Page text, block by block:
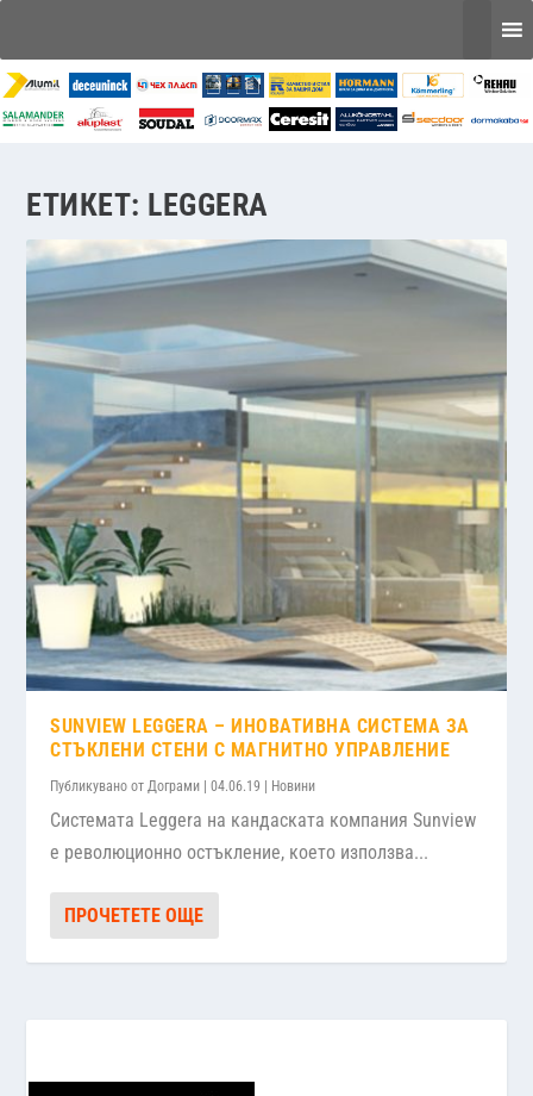
ЕТИКЕТ: LEGGERA
SUNVIEW LEGGERA – ИНОВАТИВНА СИСТЕМА ЗА
СТЪКЛЕНИ СТЕНИ С МАГНИТНО УПРАВЛЕНИЕ
Публикувано от Дограми |04.06.19 | Новини
Системата Leggera на кандаската компания Sunview
е революционно остъкление, което използва...
ПРОЧЕТЕТЕ ОЩЕ